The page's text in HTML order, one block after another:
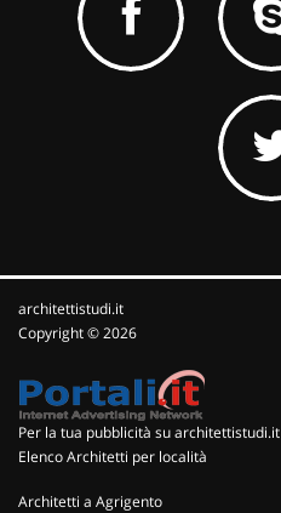
architettistudi.it
Copyright © 2026
Per la tua pubblicità su architettistudi.it
Elenco Architetti per località
Architetti a Agrigento